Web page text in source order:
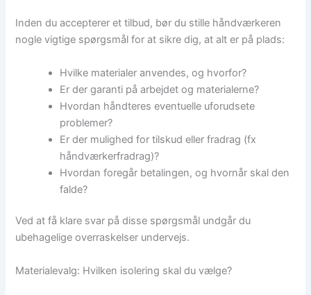
Inden du accepterer et tilbud, bør du stille håndværkeren
nogle vigtige spørgsmål for at sikre dig, at alt er på plads:
Hvilke materialer anvendes, og hvorfor?
Er der garanti på arbejdet og materialerne?
Hvordan håndteres eventuelle uforudsete
problemer?
Er der mulighed for tilskud eller fradrag (fx
håndværkerfradrag)?
Hvordan foregår betalingen, og hvornår skal den
falde?
Ved at få klare svar på disse spørgsmål undgår du
ubehagelige overraskelser undervejs.
Materialevalg: Hvilken isolering skal du vælge?